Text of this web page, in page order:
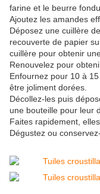
farine et le beurre
Ajoutez les amandes
Déposez une cuillère
recouverte de papier
cuillère pour obtenir
Renouvelez pour
Enfournez pour 10 à
être joliment dorées.
Décollez-les puis
une bouteille pour leur
Faites rapidement,
Dégustez ou